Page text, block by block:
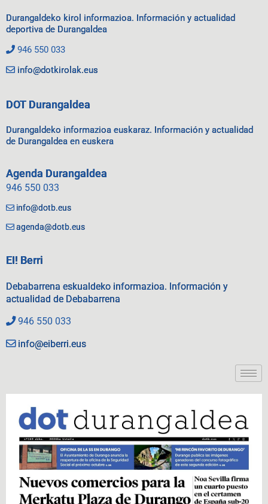
Durangaldeko kirol informazioa. Información y actualidad
deportiva de Durangaldea
946 550 033
info@dotkirolak.eus
DOT Durangaldea
Durangaldeko informazioa euskaraz. Información y actualidad
de Durangaldea en euskera
Agenda Durangaldea
946 550 033
info@dotb.eus
agenda@dotb.eus
EI! Berri
Debabarrena eskualdeko informazioa. Información y
actualidad de Debabarrena
946 550 033
info@eiberri.eus